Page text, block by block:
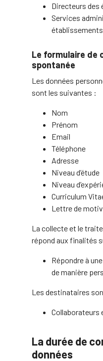
Directeurs des
Services
Le formulaire de
spontanée
Les données
sont les suivantes :
Nom
Prénom
Email
Téléphone
Adresse
Niveau d’étude
Niveau
Curriculum
Lettre de
La collecte et le
répond aux finalités
Répondre à
de manière
Les destinataires
Collaborateurs
La durée de
données